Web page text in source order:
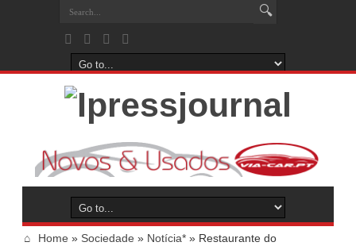
Home » Sociedade » Notícia* » Restaurante do